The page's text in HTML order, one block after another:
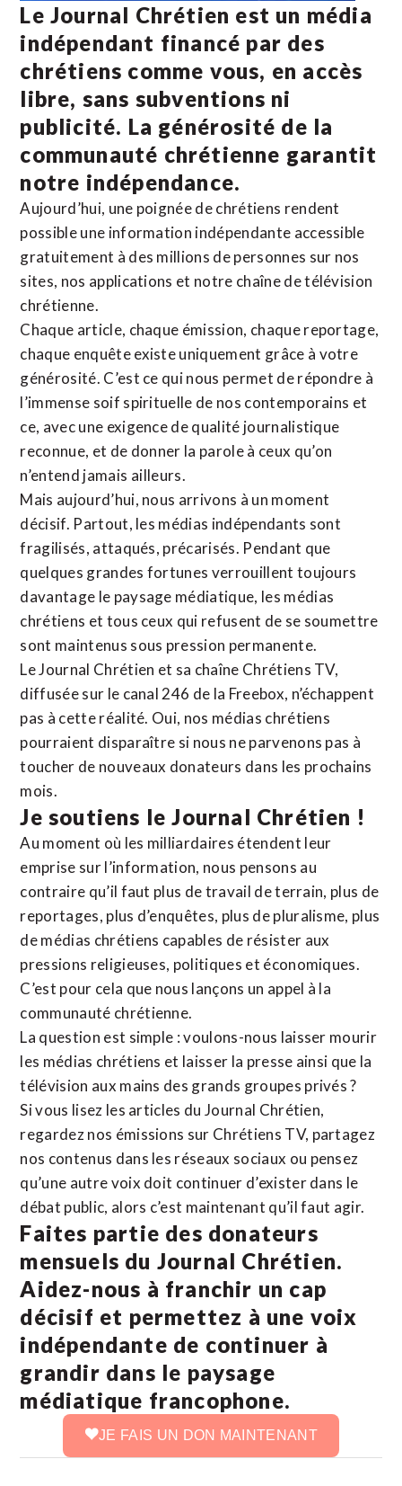
Le Journal Chrétien est un média
indépendant financé par des
chrétiens comme vous, en accès
libre, sans subventions ni
publicité. La générosité de la
communauté chrétienne garantit
notre indépendance.
Aujourd’hui, une poignée de chrétiens rendent
possible une information indépendante accessible
gratuitement à des millions de personnes sur nos
sites, nos applications et notre chaîne de télévision
chrétienne.
Chaque article, chaque émission, chaque reportage,
chaque enquête existe uniquement grâce à votre
générosité. C’est ce qui nous permet de répondre à
l’immense soif spirituelle de nos contemporains et
ce, avec une exigence de qualité journalistique
reconnue, et de donner la parole à ceux qu’on
n’entend jamais ailleurs.
Mais aujourd’hui, nous arrivons à un moment
décisif. Partout, les médias indépendants sont
fragilisés, attaqués, précarisés. Pendant que
quelques grandes fortunes verrouillent toujours
davantage le paysage médiatique, les médias
chrétiens et tous ceux qui refusent de se soumettre
sont maintenus sous pression permanente.
Le Journal Chrétien et sa chaîne Chrétiens TV,
diffusée sur le canal 246 de la Freebox, n’échappent
pas à cette réalité. Oui, nos médias chrétiens
pourraient disparaître si nous ne parvenons pas à
toucher de nouveaux donateurs dans les prochains
mois.
Je soutiens le Journal Chrétien !
Au moment où les milliardaires étendent leur
emprise sur l’information, nous pensons au
contraire qu’il faut plus de travail de terrain, plus de
reportages, plus d’enquêtes, plus de pluralisme, plus
de médias chrétiens capables de résister aux
pressions religieuses, politiques et économiques.
C’est pour cela que nous lançons un appel à la
communauté chrétienne.
La question est simple : voulons-nous laisser mourir
les médias chrétiens et laisser la presse ainsi que la
télévision aux mains des grands groupes privés ?
Si vous lisez les articles du Journal Chrétien,
regardez nos émissions sur Chrétiens TV, partagez
nos contenus dans les réseaux sociaux ou pensez
qu’une autre voix doit continuer d’exister dans le
débat public, alors c’est maintenant qu’il faut agir.
Faites partie des donateurs
mensuels du Journal Chrétien.
Aidez-nous à franchir un cap
décisif et permettez à une voix
indépendante de continuer à
grandir dans le paysage
médiatique francophone.
JE FAIS UN DON MAINTENANT